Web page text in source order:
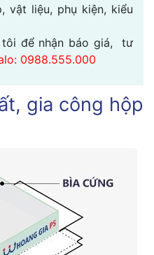
vật liệu, phụ kiện, kiểu
tôi để nhận báo giá, tư
0988.555.000
gia công hộp